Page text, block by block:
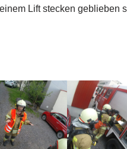
Lift stecken geblieben